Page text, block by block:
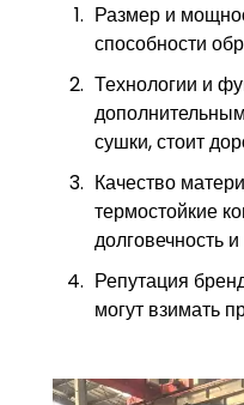
Размер и
способности
Технологии и
сушки, стоит
Качество
термостойкие
долговечность
Репутация
могут взимать